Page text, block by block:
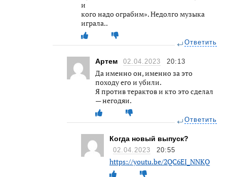
и
кого надо ограбим». Недолго музыка
играла..
Ответить
Артем 02.04.2023 20:13
Да именно он, именно за это
походу его и убили.
Я против терактов и кто это сделал
— негодяи.
Ответить
Когда новый выпуск?
02.04.2023 20:55
https://youtu.be/2QC6EI_NNKQ